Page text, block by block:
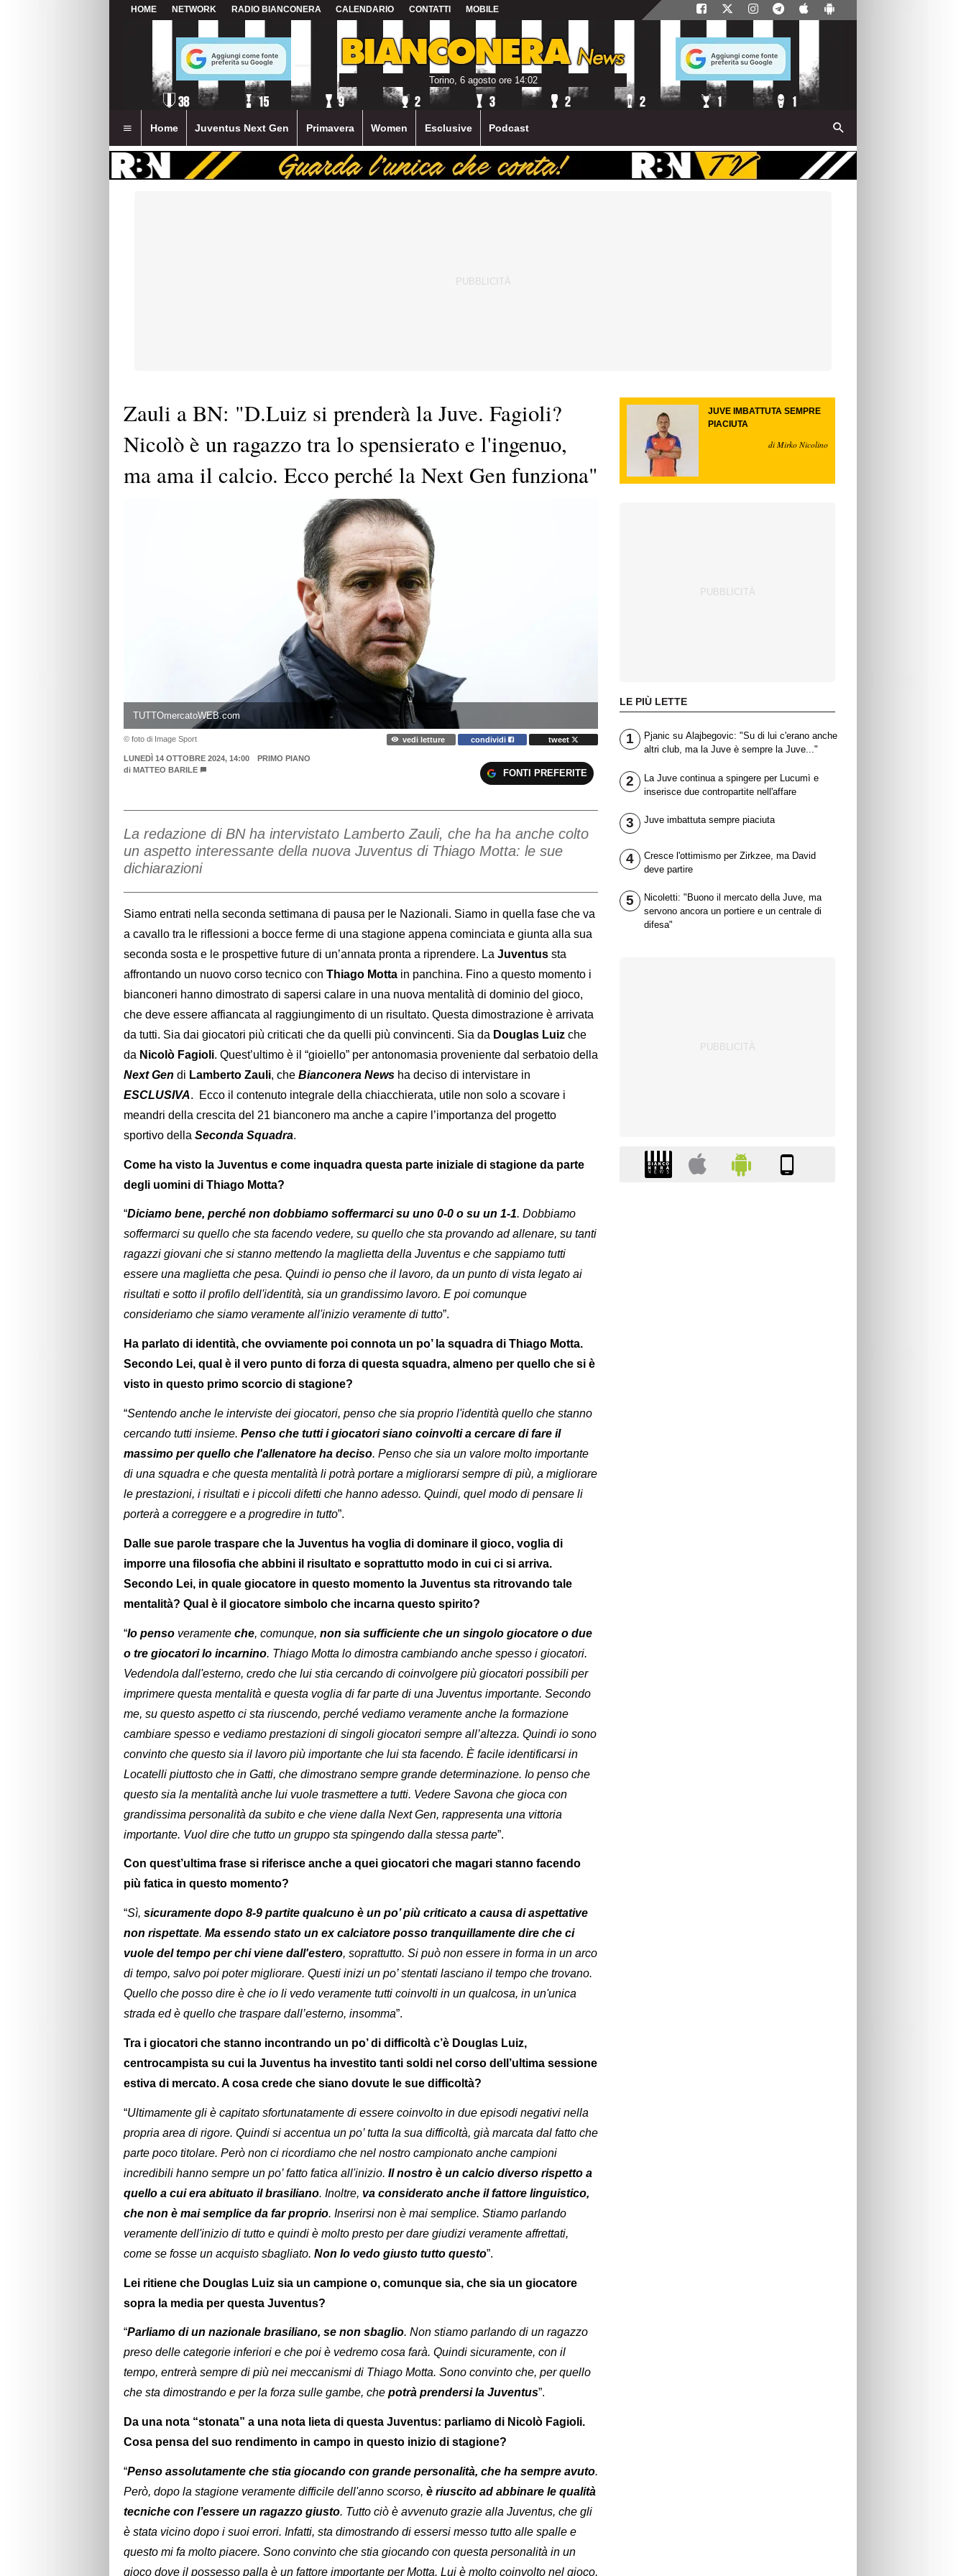
HOME NETWORK RADIO BIANCONERA CALENDARIO CONTATTI MOBILE
Torino, 6 agosto ore 14:02
Home Juventus Next Gen Primavera Women Esclusive Podcast
Zauli a BN: "D.Luiz si prenderà la Juve. Fagioli?
Nicolò è un ragazzo tra lo spensierato e l'ingenuo,
ma ama il calcio. Ecco perché la Next Gen funziona"
TUTTOmercatoWEB.com
© foto di Image Sport vedi letture condividi tweet
LUNEDÌ 14 OTTOBRE 2024, 14:00
PRIMO PIANO
di MATTEO BARILE FONTI PREFERITE
La redazione di BN ha intervistato Lamberto Zauli, che ha ha anche colto
un aspetto interessante della nuova Juventus di Thiago Motta: le sue
dichiarazioni
Siamo entrati nella seconda settimana di pausa per le Nazionali. Siamo in quella fase che va
a cavallo tra le riflessioni a bocce ferme di una stagione appena cominciata e giunta alla sua
seconda sosta e le prospettive future di un’annata pronta a riprendere. La Juventus sta
affrontando un nuovo corso tecnico con Thiago Motta in panchina. Fino a questo momento i
bianconeri hanno dimostrato di sapersi calare in una nuova mentalità di dominio del gioco,
che deve essere affiancata al raggiungimento di un risultato. Questa dimostrazione è arrivata
da tutti. Sia dai giocatori più criticati che da quelli più convincenti. Sia da Douglas Luiz che
da Nicolò Fagioli. Quest’ultimo è il “gioiello” per antonomasia proveniente dal serbatoio della
NextGen di Lamberto Zauli, che Bianconera News ha deciso di intervistare in
ESCLUSIVA. Ecco il contenuto integrale della chiacchierata, utile non solo a scovare i
meandri della crescita del 21 bianconero ma anche a capire l’importanza del progetto
sportivo della Seconda Squadra.
Come ha visto la Juventus e come inquadra questa parte iniziale di stagione da parte
degli uomini di Thiago Motta?
“Diciamo bene, perché non dobbiamo soffermarci su uno 0-0 o su un 1-1. Dobbiamo
soffermarci su quello che sta facendo vedere, su quello che sta provando ad allenare, su tanti
ragazzi giovani che si stanno mettendo la maglietta della Juventus e che sappiamo tutti
essere una maglietta che pesa. Quindi io penso che il lavoro, da un punto di vista legato ai
risultati e sotto il profilo dell'identità, sia un grandissimo lavoro. E poi comunque
consideriamo che siamo veramente all'inizio veramente di tutto”.
Ha parlato di identità, che ovviamente poi connota un po’ la squadra di Thiago Motta.
Secondo Lei, qual è il vero punto di forza di questa squadra, almeno per quello che si è
visto in questo primo scorcio di stagione?
“Sentendo anche le interviste dei giocatori, penso che sia proprio l'identità quello che stanno
cercando tutti insieme. Penso che tutti i giocatori siano coinvolti a cercare di fare il
massimo per quello che l'allenatore ha deciso. Penso che sia un valore molto importante
di una squadra e che questa mentalità li potrà portare a migliorarsi sempre di più, a migliorare
le prestazioni, i risultati e i piccoli difetti che hanno adesso. Quindi, quel modo di pensare li
porterà a correggere e a progredire in tutto”.
Dalle sue parole traspare che la Juventus ha voglia di dominare il gioco, voglia di
imporre una filosofia che abbini il risultato e soprattutto modo in cui ci si arriva.
Secondo Lei, in quale giocatore in questo momento la Juventus sta ritrovando tale
mentalità? Qual è il giocatore simbolo che incarna questo spirito?
“Io penso veramente che, comunque, non sia sufficiente che un singolo giocatore o due
o tre giocatori lo incarnino. Thiago Motta lo dimostra cambiando anche spesso i giocatori.
Vedendola dall'esterno, credo che lui stia cercando di coinvolgere più giocatori possibili per
imprimere questa mentalità e questa voglia di far parte di una Juventus importante. Secondo
me, su questo aspetto ci sta riuscendo, perché vediamo veramente anche la formazione
cambiare spesso e vediamo prestazioni di singoli giocatori sempre all’altezza. Quindi io sono
convinto che questo sia il lavoro più importante che lui sta facendo. È facile identificarsi in
Locatelli piuttosto che in Gatti, che dimostrano sempre grande determinazione. Io penso che
questo sia la mentalità anche lui vuole trasmettere a tutti. Vedere Savona che gioca con
grandissima personalità da subito e che viene dalla Next Gen, rappresenta una vittoria
importante. Vuol dire che tutto un gruppo sta spingendo dalla stessa parte”.
Con quest’ultima frase si riferisce anche a quei giocatori che magari stanno facendo
più fatica in questo momento?
“Sì, sicuramente dopo 8-9 partite qualcuno è un po’ più criticato a causa di aspettative
non rispettate. Ma essendo stato un ex calciatore posso tranquillamente dire che ci
vuole del tempo per chi viene dall'estero, soprattutto. Si può non essere in forma in un arco
di tempo, salvo poi poter migliorare. Questi inizi un po’ stentati lasciano il tempo che trovano.
Quello che posso dire è che io li vedo veramente tutti coinvolti in un qualcosa, in un'unica
strada ed è quello che traspare dall’esterno, insomma”.
Tra i giocatori che stanno incontrando un po’ di difficoltà c’è Douglas Luiz,
centrocampista su cui la Juventus ha investito tanti soldi nel corso dell’ultima sessione
estiva di mercato. A cosa crede che siano dovute le sue difficoltà?
“Ultimamente gli è capitato sfortunatamente di essere coinvolto in due episodi negativi nella
propria area di rigore. Quindi si accentua un po’ tutta la sua difficoltà, già marcata dal fatto che
parte poco titolare. Però non ci ricordiamo che nel nostro campionato anche campioni
incredibili hanno sempre un po’ fatto fatica all'inizio. Il nostro è un calcio diverso rispetto a
quello a cui era abituato il brasiliano. Inoltre, va considerato anche il fattore linguistico,
che non è mai semplice da far proprio. Inserirsi non è mai semplice. Stiamo parlando
veramente dell'inizio di tutto e quindi è molto presto per dare giudizi veramente affrettati,
come se fosse un acquisto sbagliato. Non lo vedo giusto tutto questo”.
Lei ritiene che Douglas Luiz sia un campione o, comunque sia, che sia un giocatore
sopra la media per questa Juventus?
“Parliamo di un nazionale brasiliano, se non sbaglio. Non stiamo parlando di un ragazzo
preso delle categorie inferiori e che poi è vedremo cosa farà. Quindi sicuramente, con il
tempo, entrerà sempre di più nei meccanismi di Thiago Motta. Sono convinto che, per quello
che sta dimostrando e per la forza sulle gambe, che potrà prendersi la Juventus”.
Da una nota “stonata” a una nota lieta di questa Juventus: parliamo di Nicolò Fagioli.
Cosa pensa del suo rendimento in campo in questo inizio di stagione?
“Penso assolutamente che stia giocando con grande personalità, che ha sempre avuto.
Però, dopo la stagione veramente difficile dell'anno scorso, è riuscito ad abbinare le qualità
tecniche con l’essere un ragazzo giusto. Tutto ciò è avvenuto grazie alla Juventus, che gli
è stata vicino dopo i suoi errori. Infatti, sta dimostrando di essersi messo tutto alle spalle e
questo mi fa molto piacere. Sono convinto che stia giocando con questa personalità in un
gioco dove il possesso palla è un fattore importante per Motta. Lui è molto coinvolto nel gioco,
JUVE IMBATTUTA SEMPRE
PIACIUTA
di Mirko Nicolino
LE PIÙ LETTE
1
Pjanic su Alajbegovic: "Su di lui c'erano anche
altri club, ma la Juve è sempre la Juve..."
2
La Juve continua a spingere per Lucumì e
inserisce due contropartite nell'affare
3 Juve imbattuta sempre piaciuta
4
Cresce l'ottimismo per Zirkzee, ma David
deve partire
5
Nicoletti: "Buono il mercato della Juve, ma
servono ancora un portiere e un centrale di
difesa"